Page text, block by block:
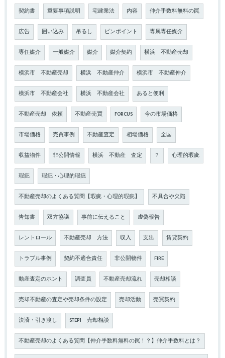
契約書 重要事項説明 宅建業法 内容 仲介手数料無料の罠
広告 囲い込み 吊るし ピンポイント 専属専任媒介
専任媒介 一般媒介 媒介 媒介契約 横浜 不動産売却
横浜市 不動産売却 横浜 不動産仲介 横浜市 不動産仲介
横浜市 不動産会社 横浜 不動産会社 あると便利
不動産売却 依頼 不動産売買 FORCUS 今の市場価格
市場価格 売買事例 不動産査定 相場価格 全国
収益物件 非公開情報 横浜 不動産 査定 ？ 心理的瑕疵
瑕疵 瑕疵・心理的瑕疵
不動産売却のよくある質問【瑕疵・心理的瑕疵】 不具合や欠陥
告知書 双方協議 事前に伝えること 虚偽報告
レントロール 不動産売却 方法 収入 支出 賃貸契約
トラブル事例 契約不適合責任 非公開物件 FIRE
動産査定のホント 調査員 不動産売却流れ 売却相談
売却不動産の査定や売却条件の設定 売却活動 売買契約
決済・引き渡し STEP1 売却相談
不動産売却のよくある質問【仲介手数料無料の罠！？】仲介手数料とは？